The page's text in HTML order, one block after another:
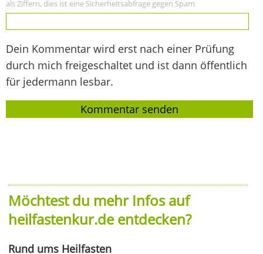
als Ziffern, dies ist eine Sicherheitsabfrage gegen Spam
Dein Kommentar wird erst nach einer Prüfung
durch mich freigeschaltet und ist dann öffentlich
für jedermann lesbar.
Möchtest du mehr Infos auf
heilfastenkur.de entdecken?
Rund ums Heilfasten